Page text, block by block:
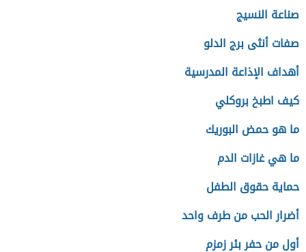
صناعة النسيج
صفات أنثى برج الدلو
أهداف الإذاعة المدرسية
كيف اطبخ بروكلي
ما هو حمض البوريك
ما هي غازات الدم
حماية حقوق الطفل
أضرار الحب من طرف واحد
أول من حفر بئر زمزم